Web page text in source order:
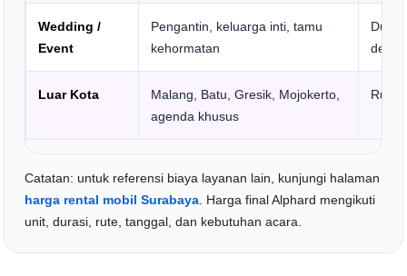
Wedding /
Event
Pengantin, keluarga inti, tamu
kehormatan
Luar Kota
Malang, Batu, Gresik, Mojokerto,
agenda khusus
Rute,
Catatan: untuk referensi biaya layanan lain, kunjungi halaman
harga rental mobil Surabaya . Harga final Alphard mengikuti
unit, durasi, rute, tanggal, dan kebutuhan acara.